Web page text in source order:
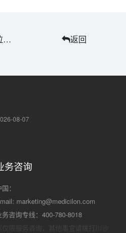
返回
08-07
务咨询
：
marketing@medicilon.com
务咨询专线：400-780-8018